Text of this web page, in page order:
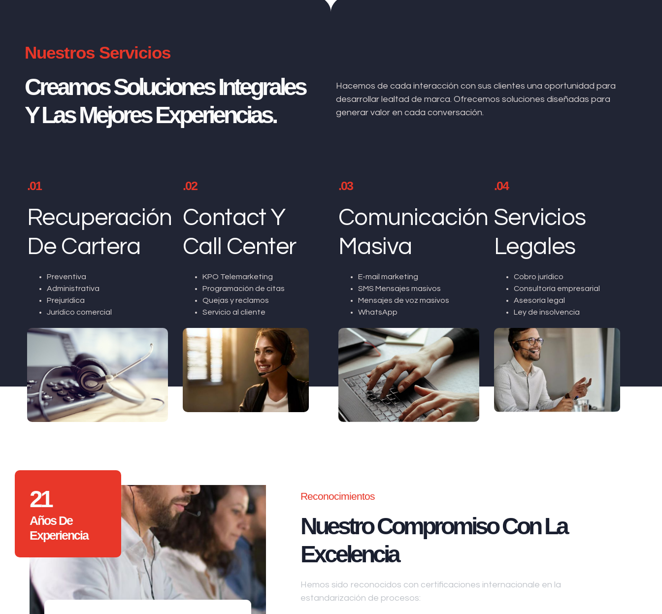
Nuestros Servicios
Creamos Soluciones Integrales
Y Las Mejores Experiencias.
Hacemos de cada interacción con sus clientes una oportunidad para
desarrollar lealtad de marca. Ofrecemos soluciones diseñadas para
generar valor en cada conversación.
.01
Recuperación
De Cartera
Preventiva
Administrativa
Prejurídica
Jurídico comercial
.02
Contact Y
Call Center
KPO Telemarketing
Programación de citas
Quejas y reclamos
Servicio al cliente
.03
Comunicación
Masiva
E-mail marketing
SMS Mensajes masivos
Mensajes de voz masivos
WhatsApp
.04
Servicios
Legales
Cobro jurídico
Consultoría empresarial
Asesoría legal
Ley de insolvencia
21
Años De
Experiencia
Reconocimientos
Nuestro Compromiso Con La
Excelencia
Hemos sido reconocidos con certificaciones internacionale en la
estandarización de procesos: